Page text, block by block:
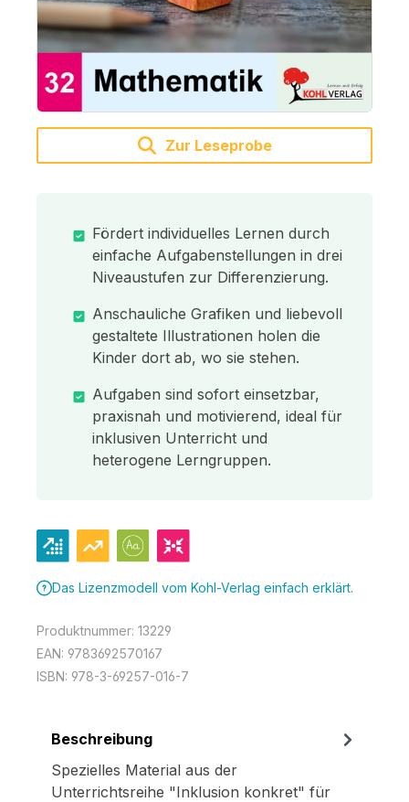
Zur Leseprobe
Fördert individuelles Lernen durch
einfache Aufgabenstellungen in drei
Niveaustufen zur Differenzierung.
Anschauliche Grafiken und liebevoll
gestaltete Illustrationen holen die
Kinder dort ab, wo sie stehen.
Aufgaben sind sofort einsetzbar,
praxisnah und motivierend, ideal für
inklusiven Unterricht und
heterogene Lerngruppen.
Das Lizenzmodell vom Kohl-Verlag einfach erklärt.
Produktnummer: 13229
EAN: 9783692570167
ISBN: 978-3-69257-016-7
Beschreibung
Spezielles Material aus der
Unterrichtsreihe "Inklusion konkret" für